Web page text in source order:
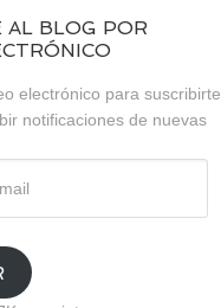
AL BLOG POR
electrónico para suscribirte
notificaciones de nuevas